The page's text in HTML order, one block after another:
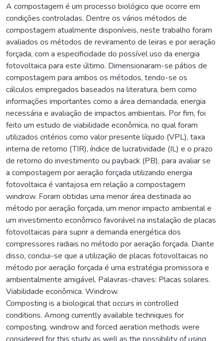
A compostagem é um processo biológico que ocorre em
condições controladas. Dentre os vários métodos de
compostagem atualmente disponíveis, neste trabalho foram
avaliados os métodos de reviramento de leiras e por aeração
forçada, com a especificidade do possível uso da energia
fotovoltaica para este último. Dimensionaram-se pátios de
compostagem para ambos os métodos, tendo-se os
cálculos empregados baseados na literatura, bem como
informações importantes como a área demandada, energia
necessária e avaliação de impactos ambientais. Por fim, foi
feito um estudo de viabilidade econômica, no qual foram
utilizados critérios como valor presente líquido (VPL), taxa
interna de retorno (TIR), índice de lucratividade (IL) e o prazo
de retorno do investimento ou payback (PB), para avaliar se
a compostagem por aeração forçada utilizando energia
fotovoltaica é vantajosa em relação a compostagem
windrow. Foram obtidas uma menor área destinada ao
método por aeração forçada, um menor impacto ambiental e
um investimento econômico favorável na instalação de placas
fotovoltaicas para suprir a demanda energética dos
compressores radiais no método por aeração forçada. Diante
disso, conclui-se que a utilização de placas fotovoltaicas no
método por aeração forçada é uma estratégia promissora e
ambientalmente amigável. Palavras-chaves: Placas solares.
Viabilidade econômica. Windrow.
Composting is a biological that occurs in controlled
conditions. Among currently available techniques for
composting, windrow and forced aeration methods were